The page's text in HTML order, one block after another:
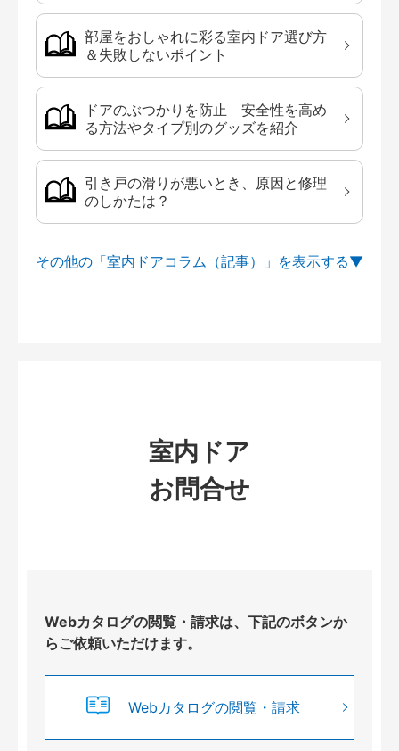
部屋をおしゃれに彩る室内ドア選び方
＆失敗しないポイント
ドアのぶつかりを防止 安全性を高め
る方法やタイプ別のグッズを紹介
引き戸の滑りが悪いとき、原因と修理
のしかたは？
その他の「室内ドアコラム（記事）」を
室内ドア
お問合せ
Webカタログの閲覧・請求は、下記のボタンか
らご依頼いただけます。
Webカタログの閲覧・請求